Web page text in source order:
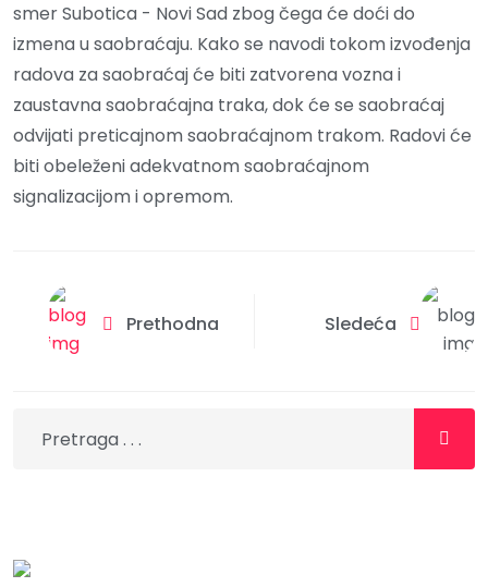
smer Subotica - Novi Sad zbog čega će doći do
izmena u saobraćaju. Kako se navodi tokom izvođenja
radova za saobraćaj će biti zatvorena vozna i
zaustavna saobraćajna traka, dok će se saobraćaj
odvijati preticajnom saobraćajnom trakom. Radovi će
biti obeleženi adekvatnom saobraćajnom
signalizacijom i opremom.
Prethodna Sledeća